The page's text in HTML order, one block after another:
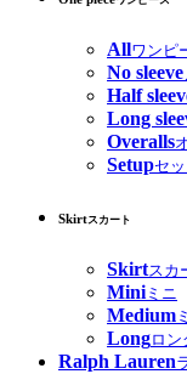
Allワンピ
No sleeve
Half
Long
Overalls
Setupセ
Skirtスカート
Skirtスカ
Miniミニ
Medium
Longロン
Ralph Lauren